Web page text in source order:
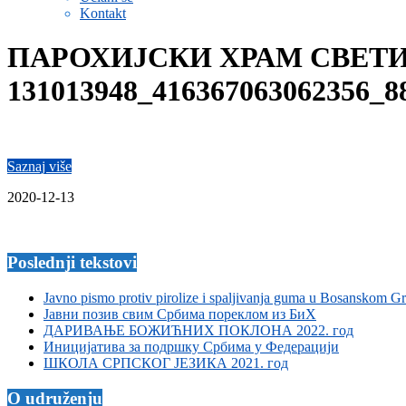
Kontakt
ПАРОХИЈСКИ ХРАМ
Saznaj više
2020-12-13
Poslednji tekstovi
Javno pismo protiv pirolize i spaljivanja guma u Bosanskom
Јавни позив свим Србима пореклом из БиХ
ДАРИВАЊЕ БОЖИЋНИХ ПОКЛОНА 2022. год
Иницијатива за подршку Србима у Федерацији
ШКОЛА СРПСКОГ ЈЕЗИКА 2021. год
O udruženju